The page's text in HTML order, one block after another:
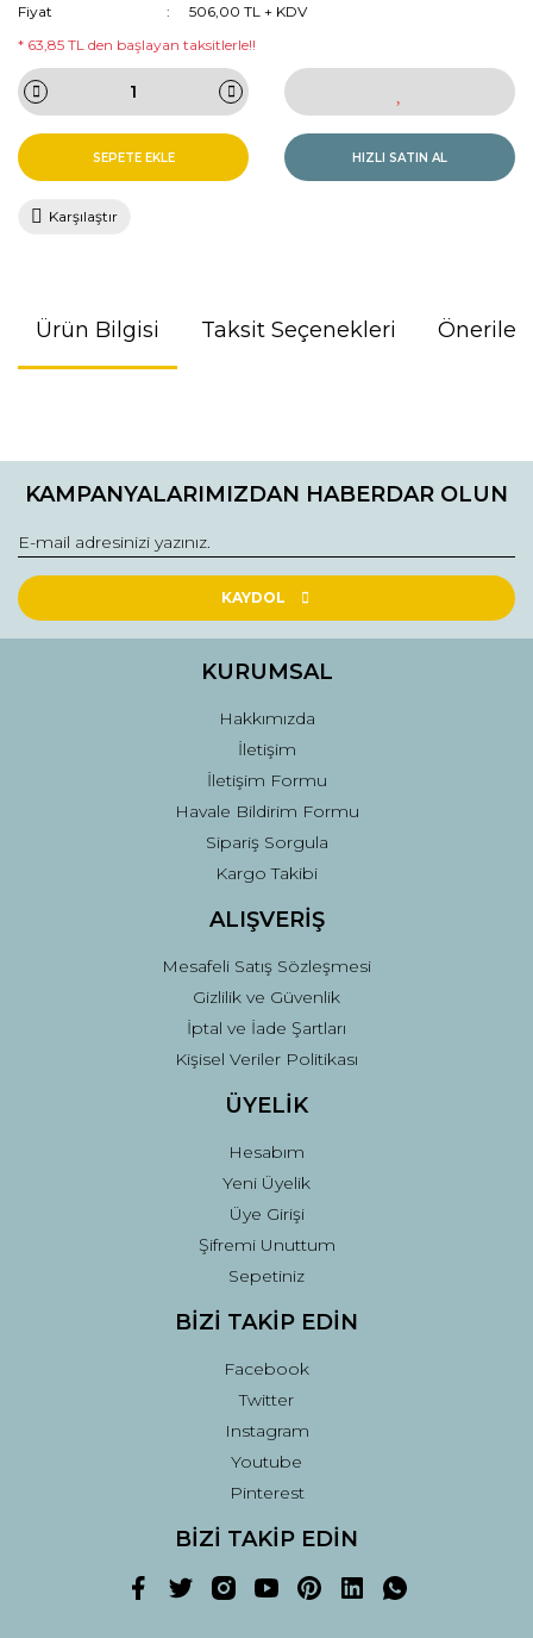
Fiyat
506,00 TL + KDV
* 63,85 TL den başlayan taksitlerle!!
SEPETE EKLE HIZLI SATIN AL
Karşılaştır
Ürün Bilgisi Taksit Seçenekleri
konularda yetersiz gördüğünüz noktaları öneri formunu
Görüş ve önerileriniz için teşekkür ederiz.
Ürün resmi kalitesiz, bozuk veya görüntülenemiyor.
Ürün açıklamasında eksik bilgiler bulunuyor.
Ürün fiyatı diğer sitelerden daha pahalı.
Gönder
KAMPANYALARIMIZDAN HABERDAR OLUN
KAYDOL
KURUMSAL
Hakkımızda
İletişim
İletişim Formu
Havale Bildirim Formu
Sipariş Sorgula
Kargo Takibi
ALIŞVERİŞ
Mesafeli Satış Sözleşmesi
Gizlilik ve Güvenlik
İptal ve İade Şartları
Kişisel Veriler Politikası
ÜYELİK
Hesabım
Yeni Üyelik
Üye Girişi
Şifremi Unuttum
Sepetiniz
BİZİ TAKİP EDİN
Facebook
Twitter
Instagram
Youtube
Pinterest
BİZİ TAKİP EDİN